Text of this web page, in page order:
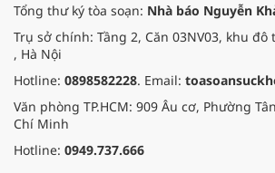
Tổng thư ký tòa soạn: Nhà báo Nguyễn
Trụ sở chính: Tầng 2, Căn 03NV03, khu đô
, Hà Nội
Hotline: 0898582228. Email:
Văn phòng TP.HCM: 909 Âu cơ, Phường
Chí Minh
Hotline: 0949.737.666